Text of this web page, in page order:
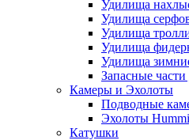
Удилища
Удилища
Удилища
Удилища
Удилища
Запасные
Камеры и Эхолоты
Подводные
Эхолоты
Катушки